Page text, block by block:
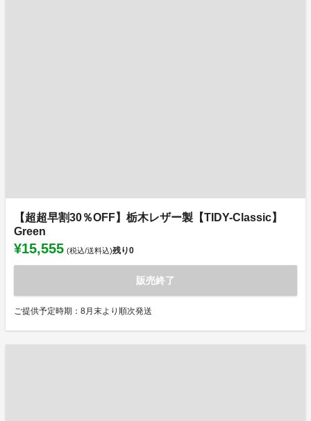
【超超早割30％OFF】栃木レザー製【TIDY-Classic】
Green
¥15,555 (税込/送料込)残り0
販売終了
ご提供予定時期：8月末より順次発送